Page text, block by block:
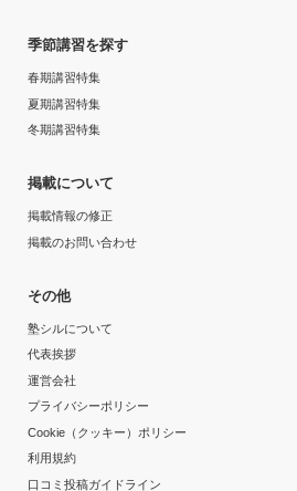
季節講習を探す
春期講習特集
夏期講習特集
冬期講習特集
掲載について
掲載情報の修正
掲載のお問い合わせ
その他
塾シルについて
代表挨拶
運営会社
プライバシーポリシー
Cookie（クッキー）ポリシー
利用規約
口コミ投稿ガイドライン